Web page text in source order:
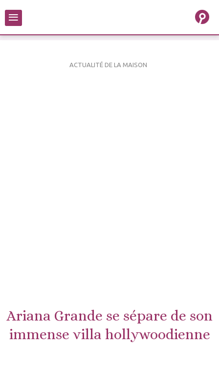
≡
ACTUALITÉ DE LA MAISON
Ariana Grande se sépare de son
immense villa hollywoodienne